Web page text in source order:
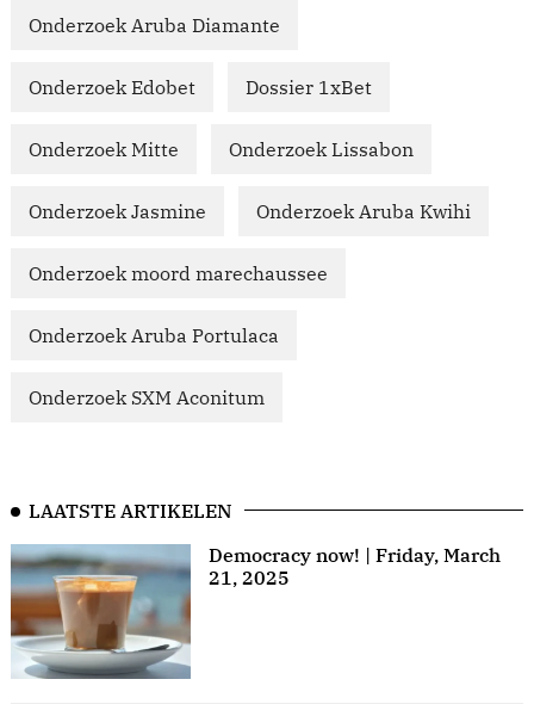
Onderzoek Aruba Diamante
Onderzoek Edobet Dossier 1xBet
Onderzoek Mitte Onderzoek Lissabon
Onderzoek Jasmine Onderzoek Aruba Kwihi
Onderzoek moord marechaussee
Onderzoek Aruba Portulaca
Onderzoek SXM Aconitum
LAATSTE ARTIKELEN
Democracy now! | Friday, March
21, 2025